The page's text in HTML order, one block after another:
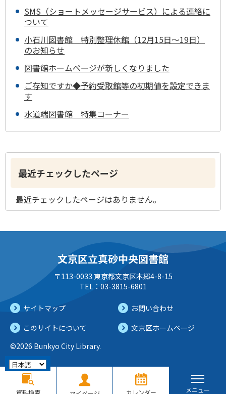
SMS（ショートメッセージサービス）による連絡に
ついて
小石川図書館 特別整理休館（12月15日～19日）
のお知らせ
図書館ホームページが新しくなりました
ご存知ですか◆予約受取館等の初期値を設定できま
す
水道端図書館 特集コーナー
最近チェックしたページ
最近チェックしたページはありません。
文京区立真砂中央図書館
〒113-0033 東京都文京区本郷4-8-15
TEL：03-3815-6801
サイトマップ
お問い合わせ
このサイトについて
文京区ホームページ
©2026 Bunkyo City Library.
資料検索 カレンダー メニュー